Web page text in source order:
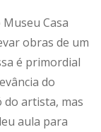
Casa
obras de um
é primordial
do
do artista, mas
aula para